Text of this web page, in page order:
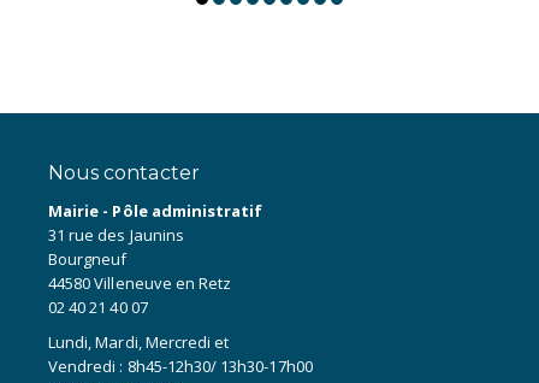
Nous contacter
Mairie - Pôle administratif
31 rue des Jaunins
Bourgneuf
44580 Villeneuve en Retz
02 40 21 40 07
Lundi, Mardi, Mercredi et
Vendredi : 8h45-12h30/ 13h30-17h00